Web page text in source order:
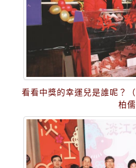
看看中獎的幸運兒是誰呢？
柏儒